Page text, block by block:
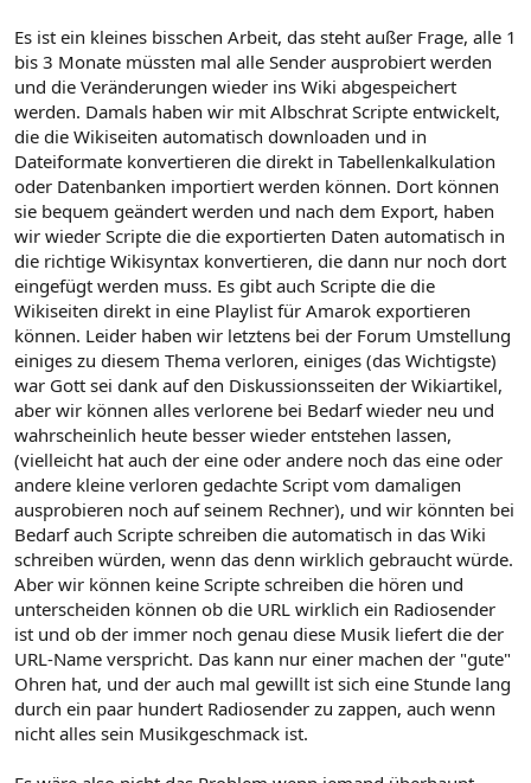
Es ist ein kleines bisschen Arbeit, das steht außer Frage, alle 1
bis 3 Monate müssten mal alle Sender ausprobiert werden
und die Veränderungen wieder ins Wiki abgespeichert
werden. Damals haben wir mit Albschrat Scripte entwickelt,
die die Wikiseiten automatisch downloaden und in
Dateiformate konvertieren die direkt in Tabellenkalkulation
oder Datenbanken importiert werden können. Dort können
sie bequem geändert werden und nach dem Export, haben
wir wieder Scripte die die exportierten Daten automatisch in
die richtige Wikisyntax konvertieren, die dann nur noch dort
eingefügt werden muss. Es gibt auch Scripte die die
Wikiseiten direkt in eine Playlist für Amarok exportieren
können. Leider haben wir letztens bei der Forum Umstellung
einiges zu diesem Thema verloren, einiges (das Wichtigste)
war Gott sei dank auf den Diskussionsseiten der Wikiartikel,
aber wir können alles verlorene bei Bedarf wieder neu und
wahrscheinlich heute besser wieder entstehen lassen,
(vielleicht hat auch der eine oder andere noch das eine oder
andere kleine verloren gedachte Script vom damaligen
ausprobieren noch auf seinem Rechner), und wir könnten bei
Bedarf auch Scripte schreiben die automatisch in das Wiki
schreiben würden, wenn das denn wirklich gebraucht würde.
Aber wir können keine Scripte schreiben die hören und
unterscheiden können ob die URL wirklich ein Radiosender
ist und ob der immer noch genau diese Musik liefert die der
URL-Name verspricht. Das kann nur einer machen der "gute"
Ohren hat, und der auch mal gewillt ist sich eine Stunde lang
durch ein paar hundert Radiosender zu zappen, auch wenn
nicht alles sein Musikgeschmack ist.